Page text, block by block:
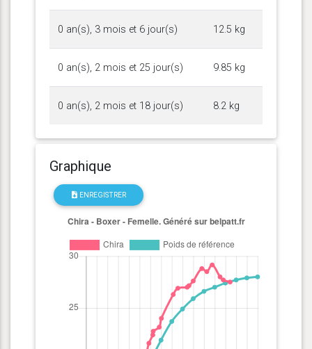
0 an(s), 3 mois et 6 jour(s) 12.5 kg
0 an(s), 2 mois et 25 jour(s) 9.85 kg
0 an(s), 2 mois et 18 jour(s) 8.2 kg
Graphique
ENREGISTRER